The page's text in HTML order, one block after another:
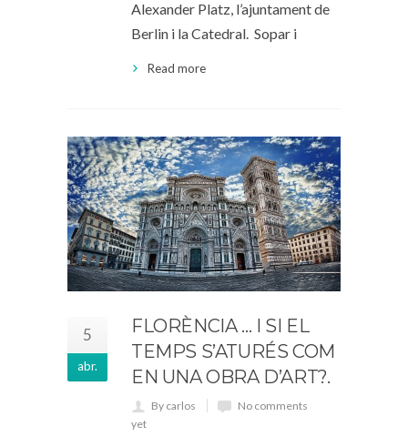
Alexander Platz, l’ajuntament de
Berlin i la Catedral. Sopar i
Read more
5
abr.
FLORÈNCIA … I SI EL
TEMPS S’ATURÉS COM
EN UNA OBRA D’ART?.
By carlos
No comments
yet